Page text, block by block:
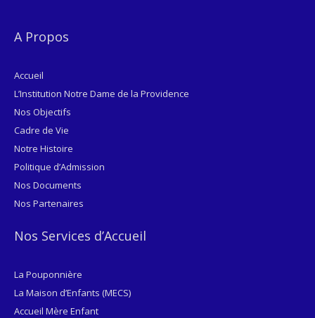
A Propos
Accueil
L’Institution Notre Dame de la Providence
Nos Objectifs
Cadre de Vie
Notre Histoire
Politique d’Admission
Nos Documents
Nos Partenaires
Nos Services d’Accueil
La Pouponnière
La Maison d’Enfants (MECS)
Accueil Mère Enfant